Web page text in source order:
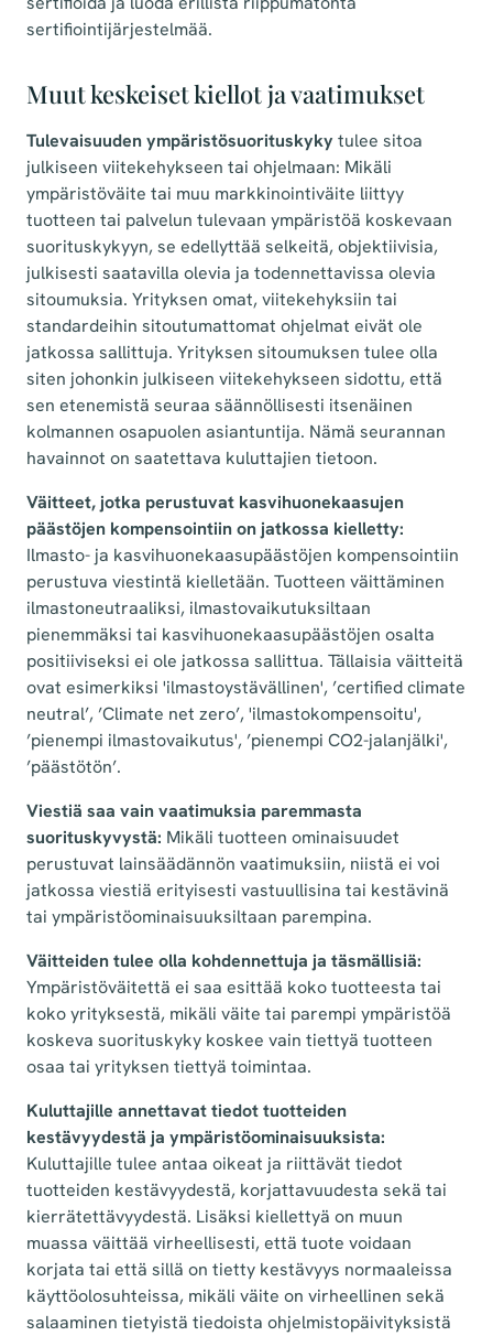
sertifiointijärjestelmää.
Muut keskeiset kiellot ja vaatimukset
Tulevaisuuden ympäristösuorituskyky tulee sitoa
julkiseen viitekehykseen tai ohjelmaan: Mikäli
ympäristöväite tai muu markkinointiväite liittyy
tuotteen tai palvelun tulevaan ympäristöä koskevaan
suorituskykyyn, se edellyttää selkeitä, objektiivisia,
julkisesti saatavilla olevia ja todennettavissa olevia
sitoumuksia. Yrityksen omat, viitekehyksiin tai
standardeihin sitoutumattomat ohjelmat eivät ole
jatkossa sallittuja. Yrityksen sitoumuksen tulee olla
siten johonkin julkiseen viitekehykseen sidottu, että
sen etenemistä seuraa säännöllisesti itsenäinen
kolmannen osapuolen asiantuntija. Nämä seurannan
havainnot on saatettava kuluttajien tietoon.
Väitteet, jotka perustuvat kasvihuonekaasujen
päästöjen kompensointiin on jatkossa kielletty:
Ilmasto- ja kasvihuonekaasupäästöjen kompensointiin
perustuva viestintä kielletään. Tuotteen väittäminen
ilmastoneutraaliksi, ilmastovaikutuksiltaan
pienemmäksi tai kasvihuonekaasupäästöjen osalta
positiiviseksi ei ole jatkossa sallittua. Tällaisia väitteitä
ovat esimerkiksi 'ilmastoystävällinen', ’certified climate
neutral’, ’Climate net zero’, 'ilmastokompensoitu',
’pienempi ilmastovaikutus', ’pienempi CO2-jalanjälki',
’päästötön’.
Viestiä saa vain vaatimuksia paremmasta
suorituskyvystä: Mikäli tuotteen ominaisuudet
perustuvat lainsäädännön vaatimuksiin, niistä ei voi
jatkossa viestiä erityisesti vastuullisina tai kestävinä
tai ympäristöominaisuuksiltaan parempina.
Väitteiden tulee olla kohdennettuja ja täsmällisiä:
Ympäristöväitettä ei saa esittää koko tuotteesta tai
koko yrityksestä, mikäli väite tai parempi ympäristöä
koskeva suorituskyky koskee vain tiettyä tuotteen
osaa tai yrityksen tiettyä toimintaa.
Kuluttajille annettavat tiedot tuotteiden
kestävyydestä ja ympäristöominaisuuksista:
Kuluttajille tulee antaa oikeat ja riittävät tiedot
tuotteiden kestävyydestä, korjattavuudesta sekä tai
kierrätettävyydestä. Lisäksi kiellettyä on muun
muassa väittää virheellisesti, että tuote voidaan
korjata tai että sillä on tietty kestävyys normaaleissa
käyttöolosuhteissa, mikäli väite on virheellinen sekä
salaaminen tietyistä tiedoista ohjelmistopäivityksistä